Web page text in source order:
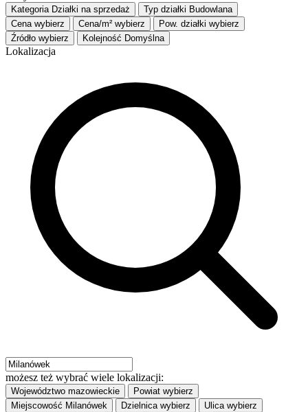
Kategoria Działki na sprzedaż Typ działki Budowlana
Cena wybierz Cena/m² wybierz Pow. działki wybierz
Źródło wybierz Kolejność Domyślna
Lokalizacja
możesz też wybrać wiele lokalizacji:
Województwo mazowieckie Powiat wybierz
Miejscowość Milanówek Dzielnica wybierz Ulica wybierz